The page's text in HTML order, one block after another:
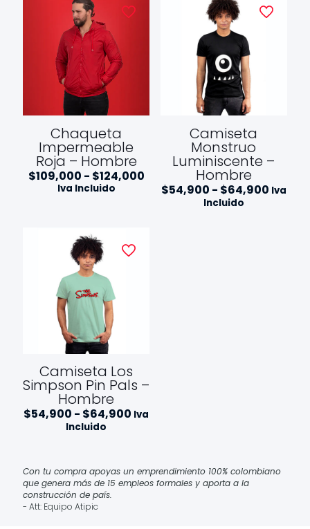
Chaqueta
Impermeable
Roja – Hombre
$109,000 - $124,000Rango
precios:
Iva Incluido
Camiseta
Monstruo
Luminiscente –
Hombre
$54,900 - $64,900Rango
Iva
Incluido
Camiseta Los
Simpson Pin Pals –
Hombre
$54,900 - $64,900 Rango
hasta
$64,900
Iva
Incluido
Con tu compra apoyas un emprendimiento 100% colombiano
que genera más de 15 empleos formales y aporta a la
construcción de país.
- Att: Equipo Atipic